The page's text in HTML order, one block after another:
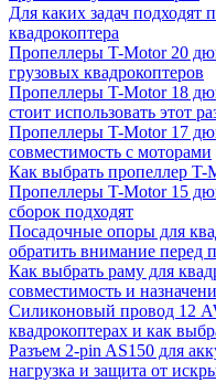
Для каких задач
квадрокоптера
Пропеллеры T-Motor 20
грузовых квадрокоптеров
Пропеллеры T-Motor 18
стоит использовать этот
Пропеллеры T-Motor 17
совместимость с моторами
Как выбрать пропеллер T-
Пропеллеры T-Motor 15
сборок подходят
Посадочные опоры для
обратить внимание перед
Как выбрать раму для
совместимость и
Силиконовый провод 12
квадрокоптерах и как
Разъем 2-pin AS150 для
нагрузка и защита от